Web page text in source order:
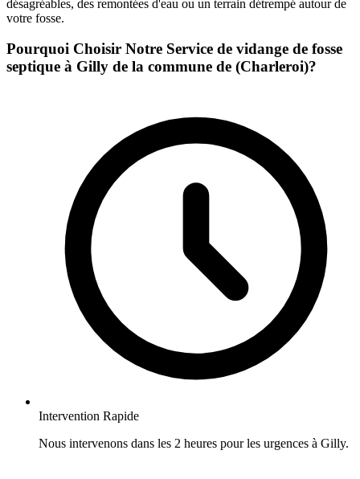
désagréables, des remontées d'eau ou un terrain détrempé autour de
votre fosse.
Pourquoi Choisir Notre Service de vidange de fosse
septique à Gilly de la commune de (Charleroi)?
Intervention Rapide
Nous intervenons dans les 2 heures pour les urgences à Gilly.